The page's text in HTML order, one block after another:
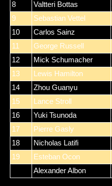
8
Valtteri Bottas
9
Sebastian Vettel
10
Carlos Sainz
11
George Russell
12
Mick Schumacher
13
Lewis Hamilton
14
Zhou Guanyu
15
Lance Stroll
16
Yuki Tsunoda
17
Pierre Gasly
18
Nicholas Latifi
19
Esteban Ocon
Alexander Albon